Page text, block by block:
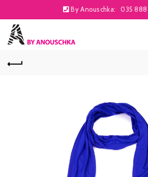
By Anouschka: 035 888